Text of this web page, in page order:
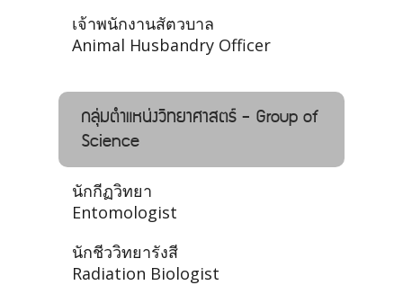
เจ้าพนักงานสัตวบาล
Animal Husbandry Officer
กลุ่มตำแหน่งวิทยาศาสตร์ - Group of
Science
นักกีฏวิทยา
Entomologist
นักชีววิทยารังสี
Radiation Biologist